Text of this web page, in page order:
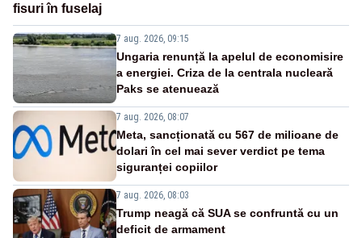
fisuri în fuselaj
7 aug. 2026, 09:15
Ungaria renunță la apelul de economisire
a energiei. Criza de la centrala nucleară
Paks se atenuează
7 aug. 2026, 08:07
Meta, sancționată cu 567 de milioane de
dolari în cel mai sever verdict pe tema
siguranței copiilor
7 aug. 2026, 08:03
Trump neagă că SUA se confruntă cu un
deficit de armament